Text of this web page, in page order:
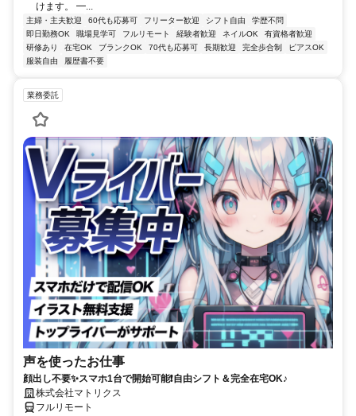
けます。 ━...
主婦・主夫歓迎 60代も応募可 フリーター歓迎 シフト自由
学歴不問
即日勤務OK
職場見学可 フルリモート 経験者歓迎 ネイルOK
有資格者歓迎
研修あり
在宅OK ブランクOK 70代も応募可 長期歓迎 完全歩合制
ピアスOK
服装自由
履歴書不要
業務委託
声を使ったお仕事
顔出し不要✨スマホ1台で開始可能❗自由シフト＆完全在宅OK♪
株式会社マトリクス
フルリモート